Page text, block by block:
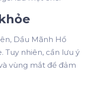
Dầu Mãnh Hổ
Tuy nhiên, cần lưu ý
vùng mắt để đảm